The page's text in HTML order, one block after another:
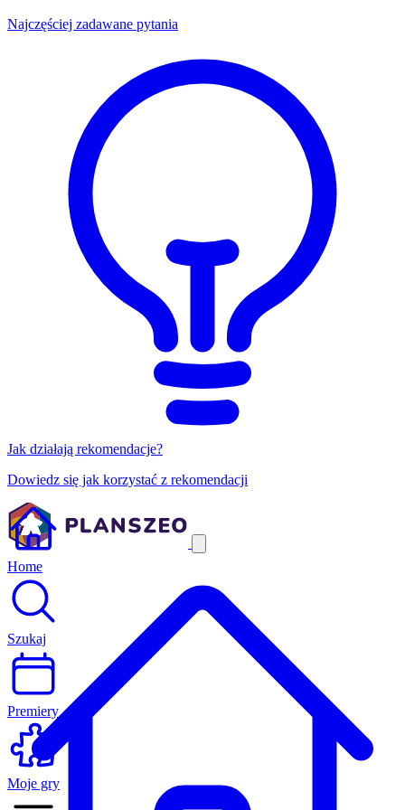
Najczęściej zadawane pytania
Jak działają rekomendacje?
Dowiedz się jak korzystać z rekomendacji
Home
Szukaj
Premiery
Moje gry